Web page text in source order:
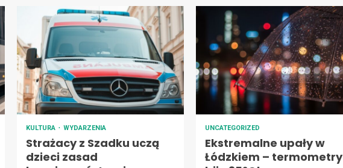
KULTURA WYDARZENIA
Strażacy z Szadku uczą
dzieci zasad
UNCATEGORIZED
Ekstremalne upały w
Łódzkiem – termometry